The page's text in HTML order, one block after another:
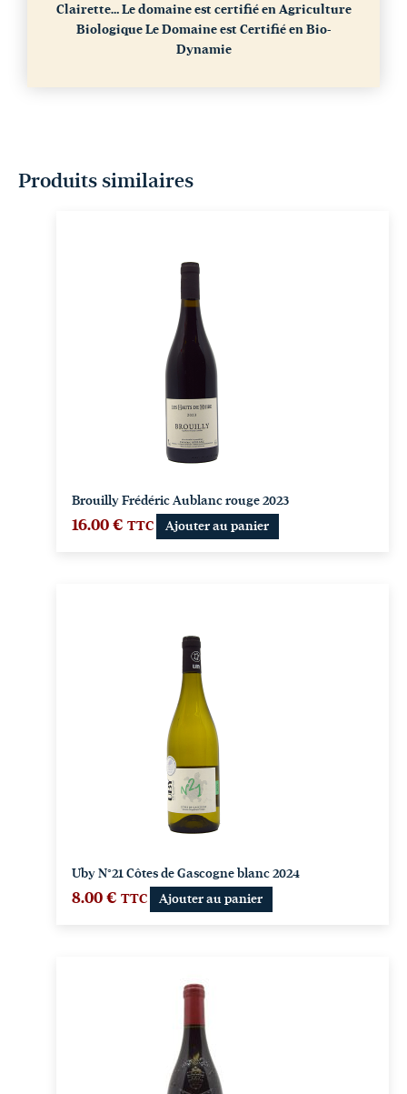
Clairette… Le domaine est certifié en Agriculture
Biologique Le Domaine est Certifié en Bio-
Dynamie
Produits similaires
Brouilly Frédéric Aublanc rouge 2023
16.00 € TTC Ajouter au panier
Uby N°21 Côtes de Gascogne blanc 2024
8.00 € TTC Ajouter au panier